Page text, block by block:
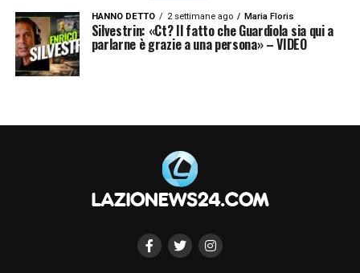
HANNO DETTO 2 settimane ago Maria Floris
Silvestrin: «Ct? Il fatto che Guardiola sia qui a
parlarne è grazie a una persona» – VIDEO